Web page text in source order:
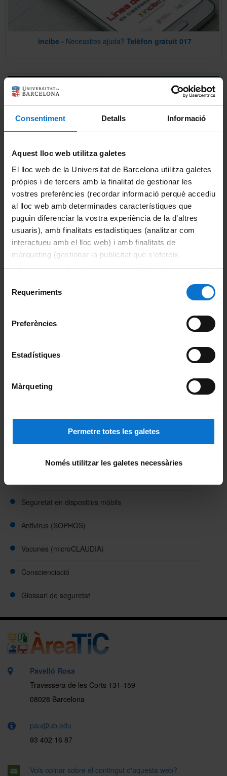
Consentiment Detalls Informació
Aquest lloc web utilitza galetes
El lloc web de la Universitat de Barcelona utilitza galetes
pròpies i de tercers amb la finalitat de gestionar les
vostres preferències (recordar informació perquè accediu
al lloc web amb determinades característiques que
puguin diferenciar la vostra experiència de la d’altres
usuaris), amb finalitats estadístiques (analitzar com
interactueu amb el lloc web) i amb finalitats de
màrqueting (gestionar la publicitat que s’ofereix
adequant-la en funció dels vostres hàbits de navegació).
consultar laPolítica de galetes del lloc web de la
Requeriments
Preferències
Estadístiques
Màrqueting
Permetre totes les galetes
Només utilitzar les galetes necessàries
Seguretat de les dades
Què he de saber, què he de fer
Què he de saber, què no he de fer
Com protegim els sistemes d'informació UB
Seguretat en dispositius mòbils
Antivirus (SOPHOS)
Vacunes (microCLAUDIA)
Conscienciació
Glossari de seguretat
incibe - Necessites ajuda? Telèfon gratuït 017
El teucomptepot estarcompromès?
Verifica si un
Pavelló Rosa
Travessera de les Corts 131-159
08028 Barcelona
pau@ub.edu
93 402 16 87
Vols opinar sobre el contingut d'aquesta web?